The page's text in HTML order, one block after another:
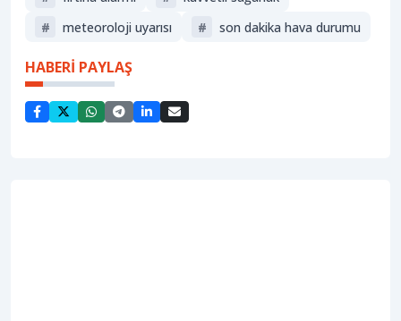
#
meteoroloji uyarısı # son dakika hava durumu
HABERİ PAYLAŞ